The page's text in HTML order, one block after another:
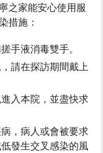
之家能安心使用服
措施：
手液消毒雙手。
請在探訪期間戴上
入本院，並盡快求
，病人或會被要求
發生交叉感染的風